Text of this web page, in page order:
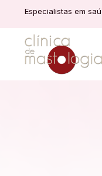
Especialistas em